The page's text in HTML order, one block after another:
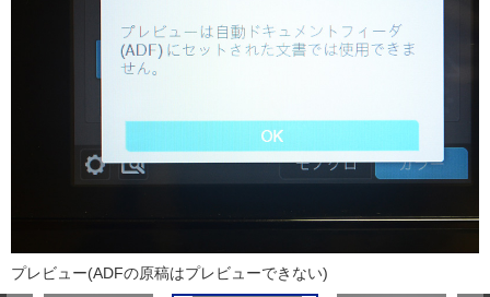
プレビュー(ADFの原稿はプレビューできない)